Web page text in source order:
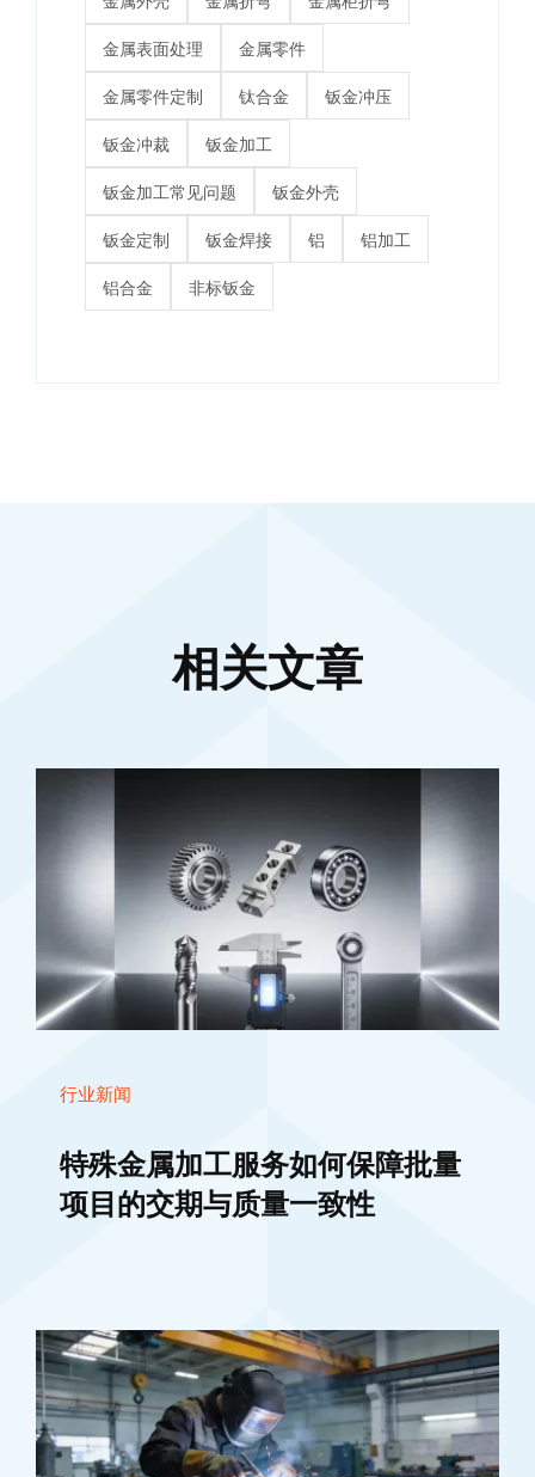
金属表面处理 金属零件
金属零件定制 钛合金 钣金冲压
钣金冲裁 钣金加工
钣金加工常见问题 钣金外壳
钣金定制 钣金焊接 铝 铝加工
铝合金 非标钣金
相关文章
行业新闻
特殊金属加工服务如何保障批量
项目的交期与质量一致性